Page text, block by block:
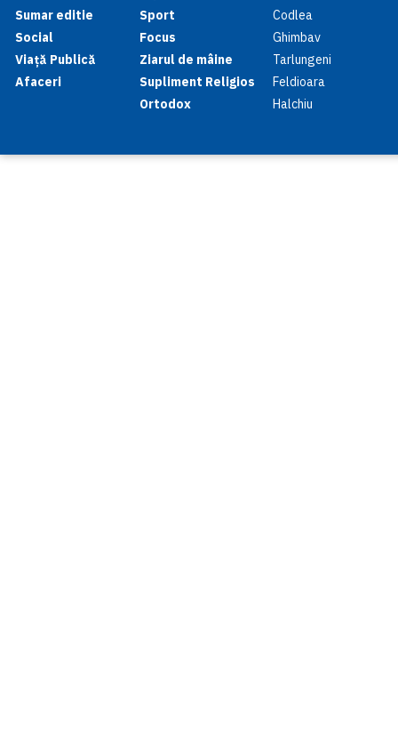
Sumar editie
Social
Viață Publică
Afaceri
Sport
Focus
Ziarul de mâine
Supliment Religios
Ortodox
Codlea
Ghimbav
Tarlungeni
Feldioara
Halchiu